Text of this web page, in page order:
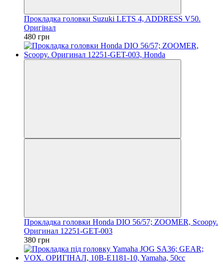
Прокладка головки Suzuki LETS 4, ADDRESS V50.
Оригінал
480 грн
Прокладка головки Honda DIO 56/57; ZOOMER, Scoopy.
Оригинал 12251-GET-003
380 грн